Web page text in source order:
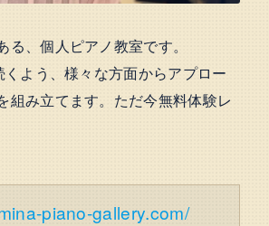
る、個人ピアノ教室です。
くよう、様々な方面からアプロー
組み立てます。ただ今無料体験レ
piano-gallery.com/